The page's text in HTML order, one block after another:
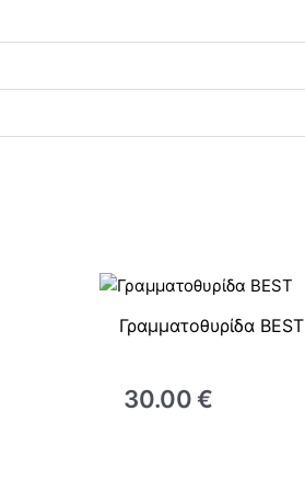
Γραμματοθυρίδα BEST
30.00€